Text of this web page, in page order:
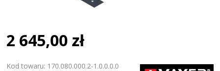
2 645,00 zł
Kod towaru: 170.080.000.2-1.0.0.0.0